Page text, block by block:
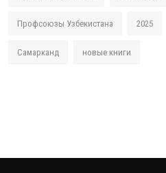
Профсоюзы Узбекистана 2025
Самарканд новые книги